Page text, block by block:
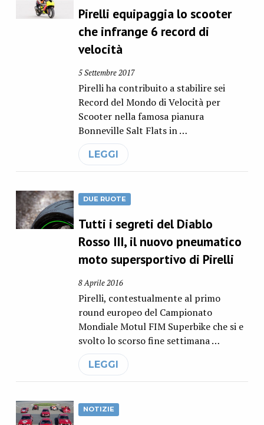
Pirelli equipaggia lo scooter
che infrange 6 record di
velocità
5 Settembre 2017
Pirelli ha contribuito a stabilire sei
Record del Mondo di Velocità per
Scooter nella famosa pianura
Bonneville Salt Flats in …
LEGGI
DUE RUOTE
Tutti i segreti del Diablo
Rosso III, il nuovo pneumatico
moto supersportivo di Pirelli
8 Aprile 2016
Pirelli, contestualmente al primo
round europeo del Campionato
Mondiale Motul FIM Superbike che si e
svolto lo scorso fine settimana …
LEGGI
NOTIZIE